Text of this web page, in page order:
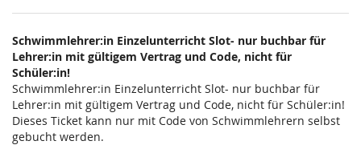
Schwimmlehrer:in Einzelunterricht Slot- nur buchbar für
Lehrer:in mit gültigem Vertrag und Code, nicht für
Schüler:in!
Schwimmlehrer:in Einzelunterricht Slot- nur buchbar für
Lehrer:in mit gültigem Vertrag und Code, nicht für Schüler:in!
Dieses Ticket kann nur mit Code von Schwimmlehrern selbst
gebucht werden.